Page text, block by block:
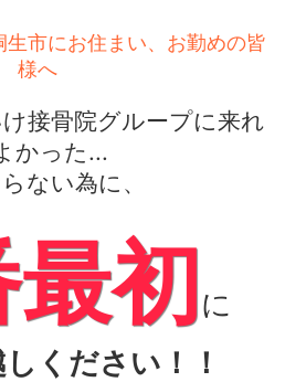
市にお住まい、お勤めの皆
様へ
接骨院グループに来れ
かった...
ない為に、
初に
ください！！